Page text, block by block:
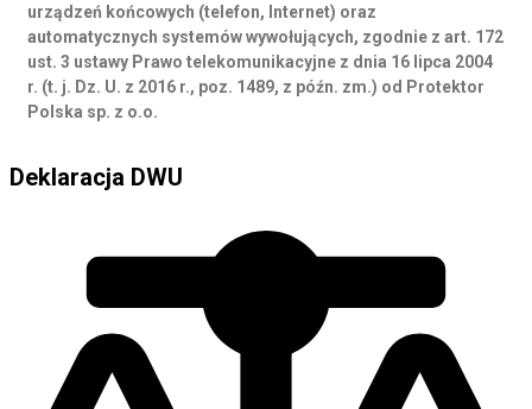
urządzeń końcowych (telefon, Internet) oraz
automatycznych systemów wywołujących, zgodnie z art. 172
ust. 3 ustawy Prawo telekomunikacyjne z dnia 16 lipca 2004
r. (t. j. Dz. U. z 2016 r., poz. 1489, z późn. zm.) od Protektor
Polska sp. z o.o.
Deklaracja DWU